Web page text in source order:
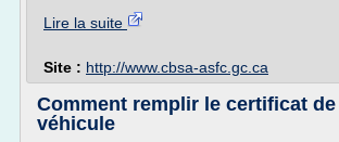
Lire la suite
Site : http://www.cbsa-asfc.gc.ca
Comment remplir le certificat
véhicule